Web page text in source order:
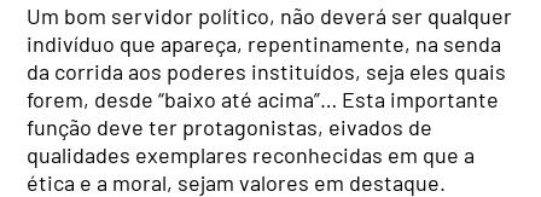
Um bom servidor político, não deverá ser qualquer
indivíduo que apareça, repentinamente, na senda
da corrida aos poderes instituídos, seja eles quais
forem, desde “baixo até acima”… Esta importante
função deve ter protagonistas, eivados de
qualidades exemplares reconhecidas em que a
ética e a moral, sejam valores em destaque.